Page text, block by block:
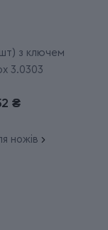
шт) з ключем
3.0303
₴
ножів